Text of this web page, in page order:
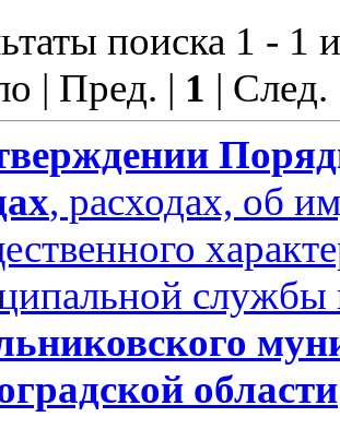
поиска 1 - 1
| Пред. | 1 |
, расходах, об
службы
области